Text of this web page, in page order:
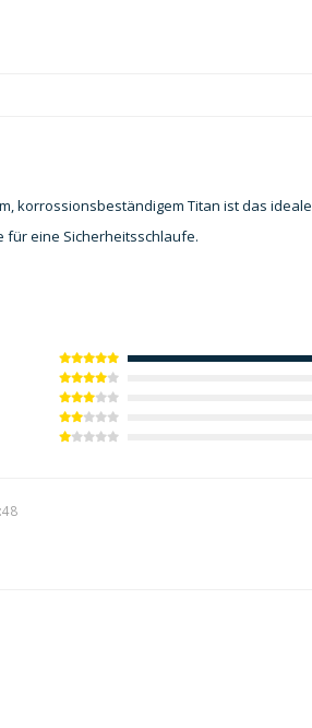
korrossionsbeständigem Titan ist das ideale
für eine Sicherheitsschlaufe.